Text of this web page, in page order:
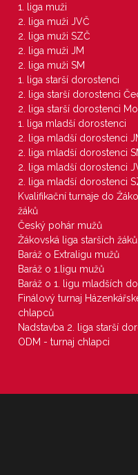
1. liga muži
2. liga muži JVČ
2. liga muži SZČ
2. liga muži JM
2. liga muži SM
1. liga starší dorostenci
2. liga starší dorostenci
2. liga starší dorostenci
1. liga mladší dorostenci
2. liga mladší dorostenci
2. liga mladší dorostenci
2. liga mladší dorostenci
2. liga mladší dorostenci
Kvalifikační turnaje do
žáků
Český pohár mužů
Žákovská liga starších žáků
Baráž o Extraligu mužů
Baráž o 1.ligu mužů
Baráž o 1. ligu mladších
Finálový turnaj
chlapců
Nadstavba 2. liga starší
ODM - turnaj chlapci